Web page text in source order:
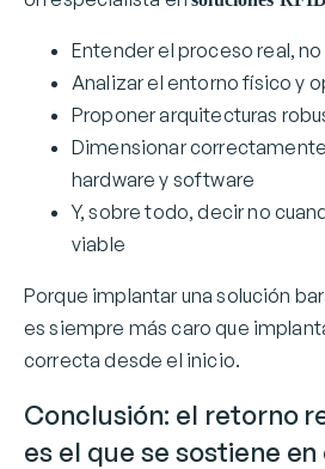
Entender el proceso real,
Analizar el entorno físico y
Proponer arquitecturas
Dimensionar
hardware y software
Y, sobre todo, decir no
viable
Porque implantar una solución
es siempre más caro que
correcta desde el inicio.
Conclusión: el retorno
es el que se sostiene